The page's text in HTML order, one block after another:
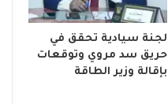
لجنة سيادية تحقق في
حريق سد مروي وتوقعات
بإقالة وزير الطاقة